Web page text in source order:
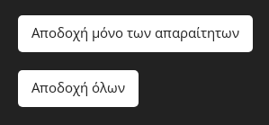
Υλοποιήθηκε από τη
Αποδοχή μόνο των απαραίτητων
Αποδοχή όλων